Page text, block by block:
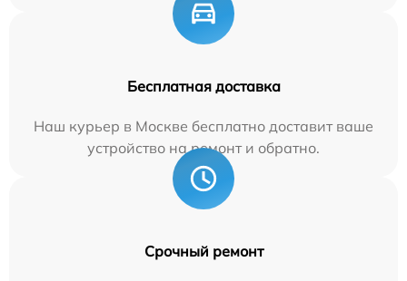
Бесплатная доставка
Наш курьер в Москве бесплатно доставит ваше
устройство на ремонт и обратно.
Срочный ремонт